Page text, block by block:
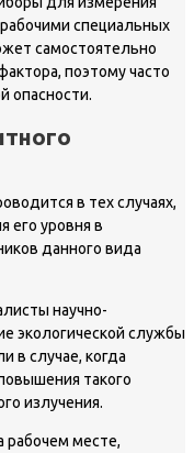
специальных
самостоятельно
поэтому часто
опасности.
в тех случаях,
его уровня в
данного вида
научно-
экологической службы
в случае, когда
такого
излучения.
рабочем месте,